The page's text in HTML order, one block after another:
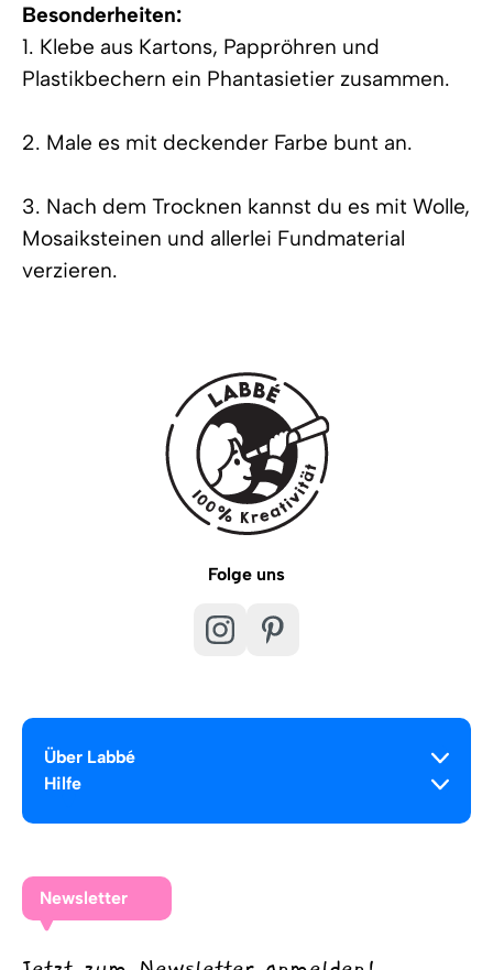
Besonderheiten:
1. Klebe aus Kartons, Pappröhren und
Plastikbechern ein Phantasietier zusammen.
2. Male es mit deckender Farbe bunt an.
3. Nach dem Trocknen kannst du es mit Wolle,
Mosaiksteinen und allerlei Fundmaterial
verzieren.
Folge uns
Über Labbé
Hilfe
Newsletter